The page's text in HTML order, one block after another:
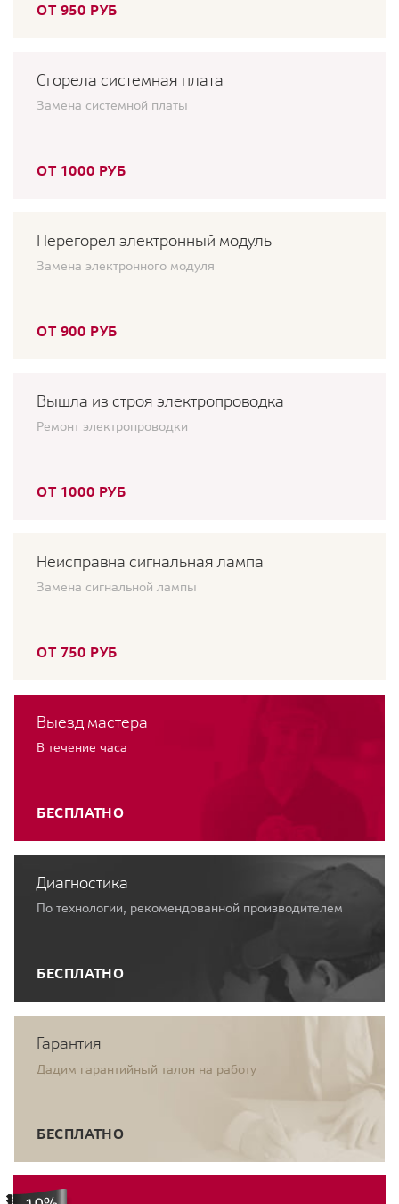
ОТ 950 РУБ
Сгорела системная плата
Замена системной платы
ОТ 1000 РУБ
Перегорел электронный модуль
Замена электронного модуля
ОТ 900 РУБ
Вышла из строя электропроводка
Ремонт электропроводки
ОТ 1000 РУБ
Неисправна сигнальная лампа
Замена сигнальной лампы
ОТ 750 РУБ
Выезд мастера
В течение часа
БЕСПЛАТНО
Диагностика
По технологии, рекомендованной производителем
БЕСПЛАТНО
Гарантия
Дадим гарантийный талон на работу
БЕСПЛАТНО